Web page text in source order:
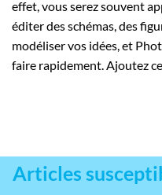
effet, vous serez souvent
éditer des schémas, des
modéliser vos idées, et
faire rapidement. Ajoutez
Articles